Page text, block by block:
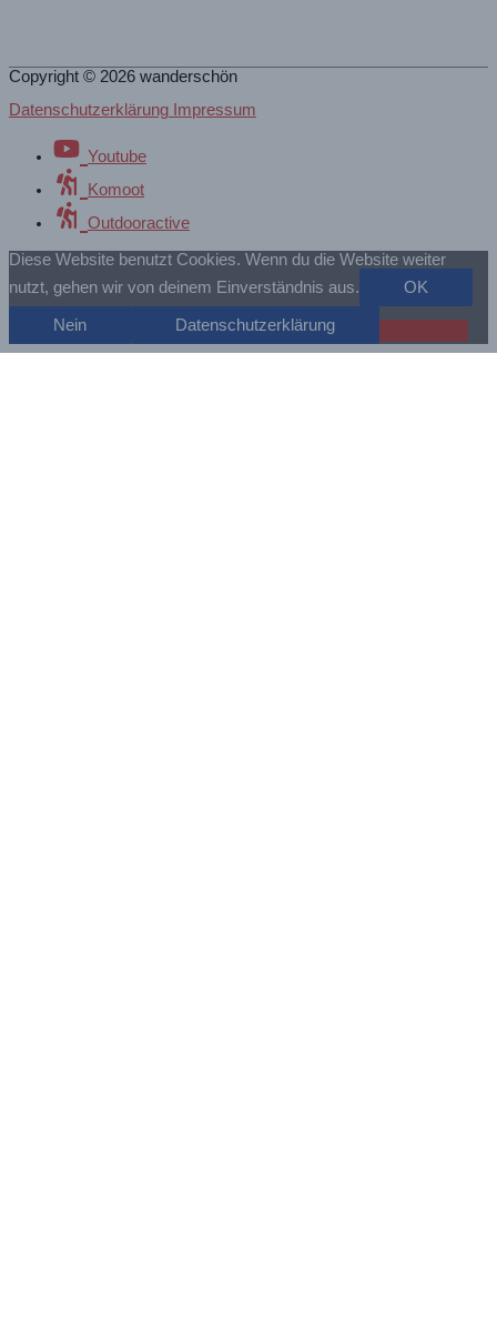
Copyright © 2026 wanderschön
Datenschutzerklärung Impressum
Youtube
Komoot
Outdooractive
Diese Website benutzt Cookies. Wenn du die Website weiter
nutzt, gehen wir von deinem Einverständnis aus.
OK
Nein Datenschutzerklärung